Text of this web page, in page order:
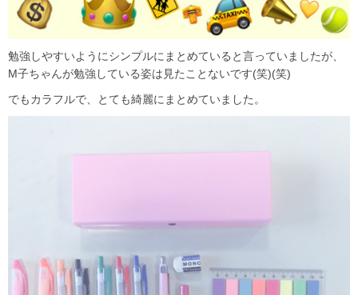
勉強しやすいようにシンプルにまとめていると言っていましたが、
M子ちゃんが勉強している姿は見たことないです(笑)(笑)
でもカラフルで、とても綺麗にまとめていました。